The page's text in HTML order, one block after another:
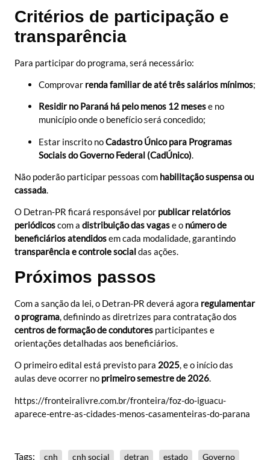
Critérios de participação e
transparência
Para participar do programa, será necessário:
Comprovar renda familiar de até três salários mínimos;
Residir no Paraná há pelo menos 12 mesese no
município onde o benefício será concedido;
Estar inscrito noCadastro Único para Programas
Sociais do Governo Federal (CadÚnico).
Não poderão participar pessoas com habilitação suspensa ou
cassada.
O Detran-PR ficará responsável por publicar relatórios
periódicoscom a distribuição das vagase o número de
beneficiários atendidosem cada modalidade, garantindo
transparência e controle social das ações.
Próximos passos
Com a sanção da lei, o Detran-PR deverá agora regulamentar
o programa, definindo as diretrizes para contratação dos
centros de formação de condutores participantes e
orientações detalhadas aos beneficiários.
O primeiro edital está previsto para 2025, e o início das
aulas deve ocorrer no primeiro semestre de 2026.
https://fronteiralivre.com.br/fronteira/foz-do-iguacu-
aparece-entre-as-cidades-menos-casamenteiras-do-parana
Tags: cnh cnh social detran estado Governo